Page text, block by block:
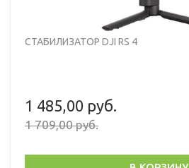
СТАБИЛИЗАТОР DJI RS 4
1 485,00 руб.
1 709,00 руб.